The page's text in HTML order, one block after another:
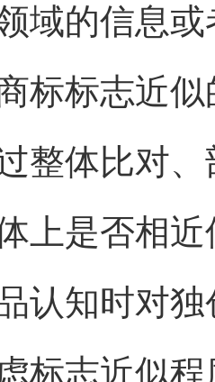
域的信息
标标志近
整体比对
上是否相
认知时对
标志近似